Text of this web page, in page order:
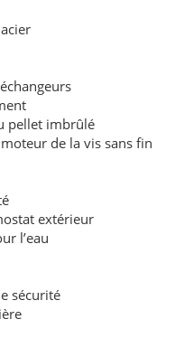
pellet imbrûlé
de la vis sans fin
extérieur
l’eau
sécurité